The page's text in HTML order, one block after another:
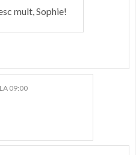
mult, Sophie!
09:00